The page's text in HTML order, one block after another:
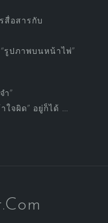
สื่อสารกับ
รูปภาพบนหน้าไพ่”
ำ”
จผิด” อยู่ก็ได้ …